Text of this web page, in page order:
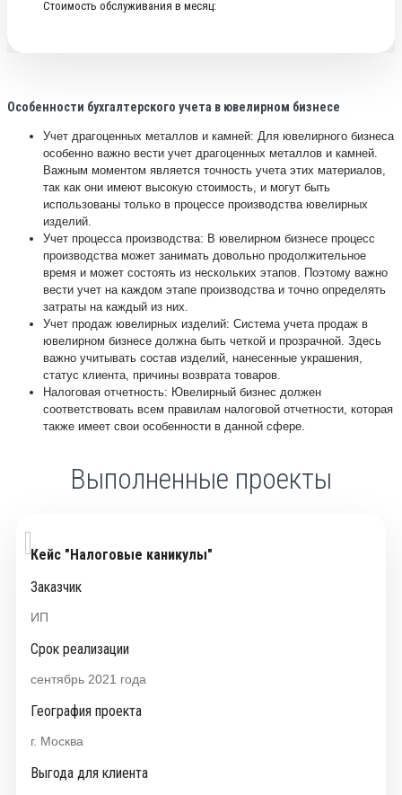
Стоимость
Стоимость обслуживания в месяц:
Особенности бухгалтерского учета в ювелирном бизнесе
Учет драгоценных металлов и камней: Для ювелирного бизнеса
особенно важно вести учет драгоценных металлов и камней.
Важным моментом является точность учета этих материалов,
так как они имеют высокую стоимость, и могут быть
использованы только в процессе производства ювелирных
изделий.
Учет процесса производства: В ювелирном бизнесе процесс
производства может занимать довольно продолжительное
время и может состоять из нескольких этапов. Поэтому важно
вести учет на каждом этапе производства и точно определять
затраты на каждый из них.
Учет продаж ювелирных изделий: Система учета продаж в
ювелирном бизнесе должна быть четкой и прозрачной. Здесь
важно учитывать состав изделий, нанесенные украшения,
статус клиента, причины возврата товаров.
Налоговая отчетность: Ювелирный бизнес должен
соответствовать всем правилам налоговой отчетности, которая
также имеет свои особенности в данной сфере.
Выполненные проекты
Кейс "Налоговые каникулы"
Заказчик
ИП
Срок реализации
сентябрь 2021 года
География проекта
г. Москва
Выгода для клиента